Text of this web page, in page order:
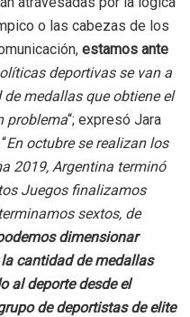
o las cabezas de los
estamos ante
deportivas se van a
medallas que obtiene el
problema“; expresó Jara
En octubre se realizan los
2019, Argentina terminó
Juegos finalizamos
sextos, de
dimensionar
cantidad de medallas
al deporte desde el
de deportistas de elite